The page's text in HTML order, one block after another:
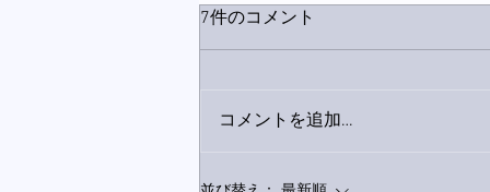
7件のコメント
コメントを追加…